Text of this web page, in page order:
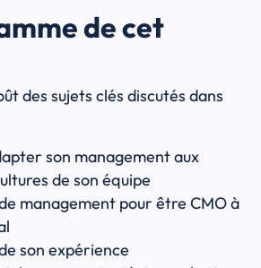
de cet
des sujets clés discutés dans
son management aux
de son équipe
management pour être CMO à
son expérience